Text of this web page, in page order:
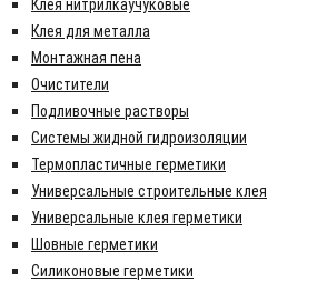
Клея нитрилкаучуковые
Клея для металла
Монтажная пена
Очистители
Подливочные растворы
Системы жидной гидроизоляции
Термопластичные герметики
Универсальные строительные клея
Универсальные клея герметики
Шовные герметики
Силиконовые герметики